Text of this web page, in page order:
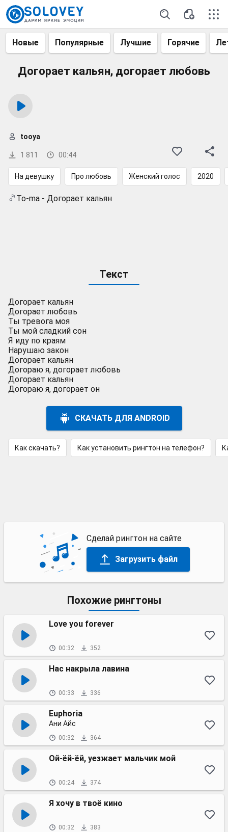
Новые Популярные Лучшие Горячие
Догорает кальян, догорает любовь
1 811 00:44
tooya
На девушку Про любовь Женский голос 2020
To-ma - Догорает кальян
Текст
Догорает кальян
Догорает любовь
Ты тревога моя
Ты мой сладкий сон
Я иду по краям
Нарушаю закон
Догорает кальян
Догораю я, догорает любовь
Догорает кальян
Догораю я, догорает он
СКАЧАТЬ ДЛЯ ANDROID
Как скачать? Как установить рингтон на телефон?
Сделай рингтон на сайте
Загрузить файл
Похожие рингтоны
Love you forever
00:32 352
Нас накрыла лавина
00:33 336
Euphoria
Ани Айс
00:32 364
Ой-ёй-ёй, уезжает мальчик мой
00:24 374
Я хочу в твоё кино
00:32 383